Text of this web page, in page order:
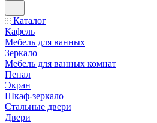
Каталог
Кафель
Мебель для ванных
Зеркало
Мебель для ванных комнат
Пенал
Экран
Шкаф-зеркало
Стальные двери
Двери